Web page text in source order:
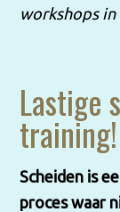
workshops
Lastige
training!
Scheiden is
proces waar